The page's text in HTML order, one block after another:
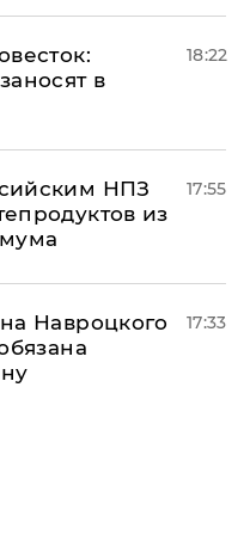
в
18:22
НПЗ
из
17:55
Навроцкого
17:33